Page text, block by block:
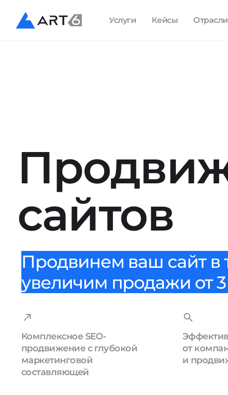
Услуги Кейсы Отрасли
сайтов
Продвинем ваш сайт в
увеличим продажи от 3
Комплексное SEO-
продвижение с глубокой
маркетинговой
составляющей
от
и